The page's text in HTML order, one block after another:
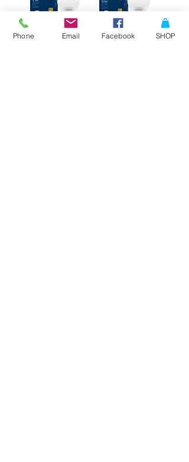
Phone Email Facebook SHOP